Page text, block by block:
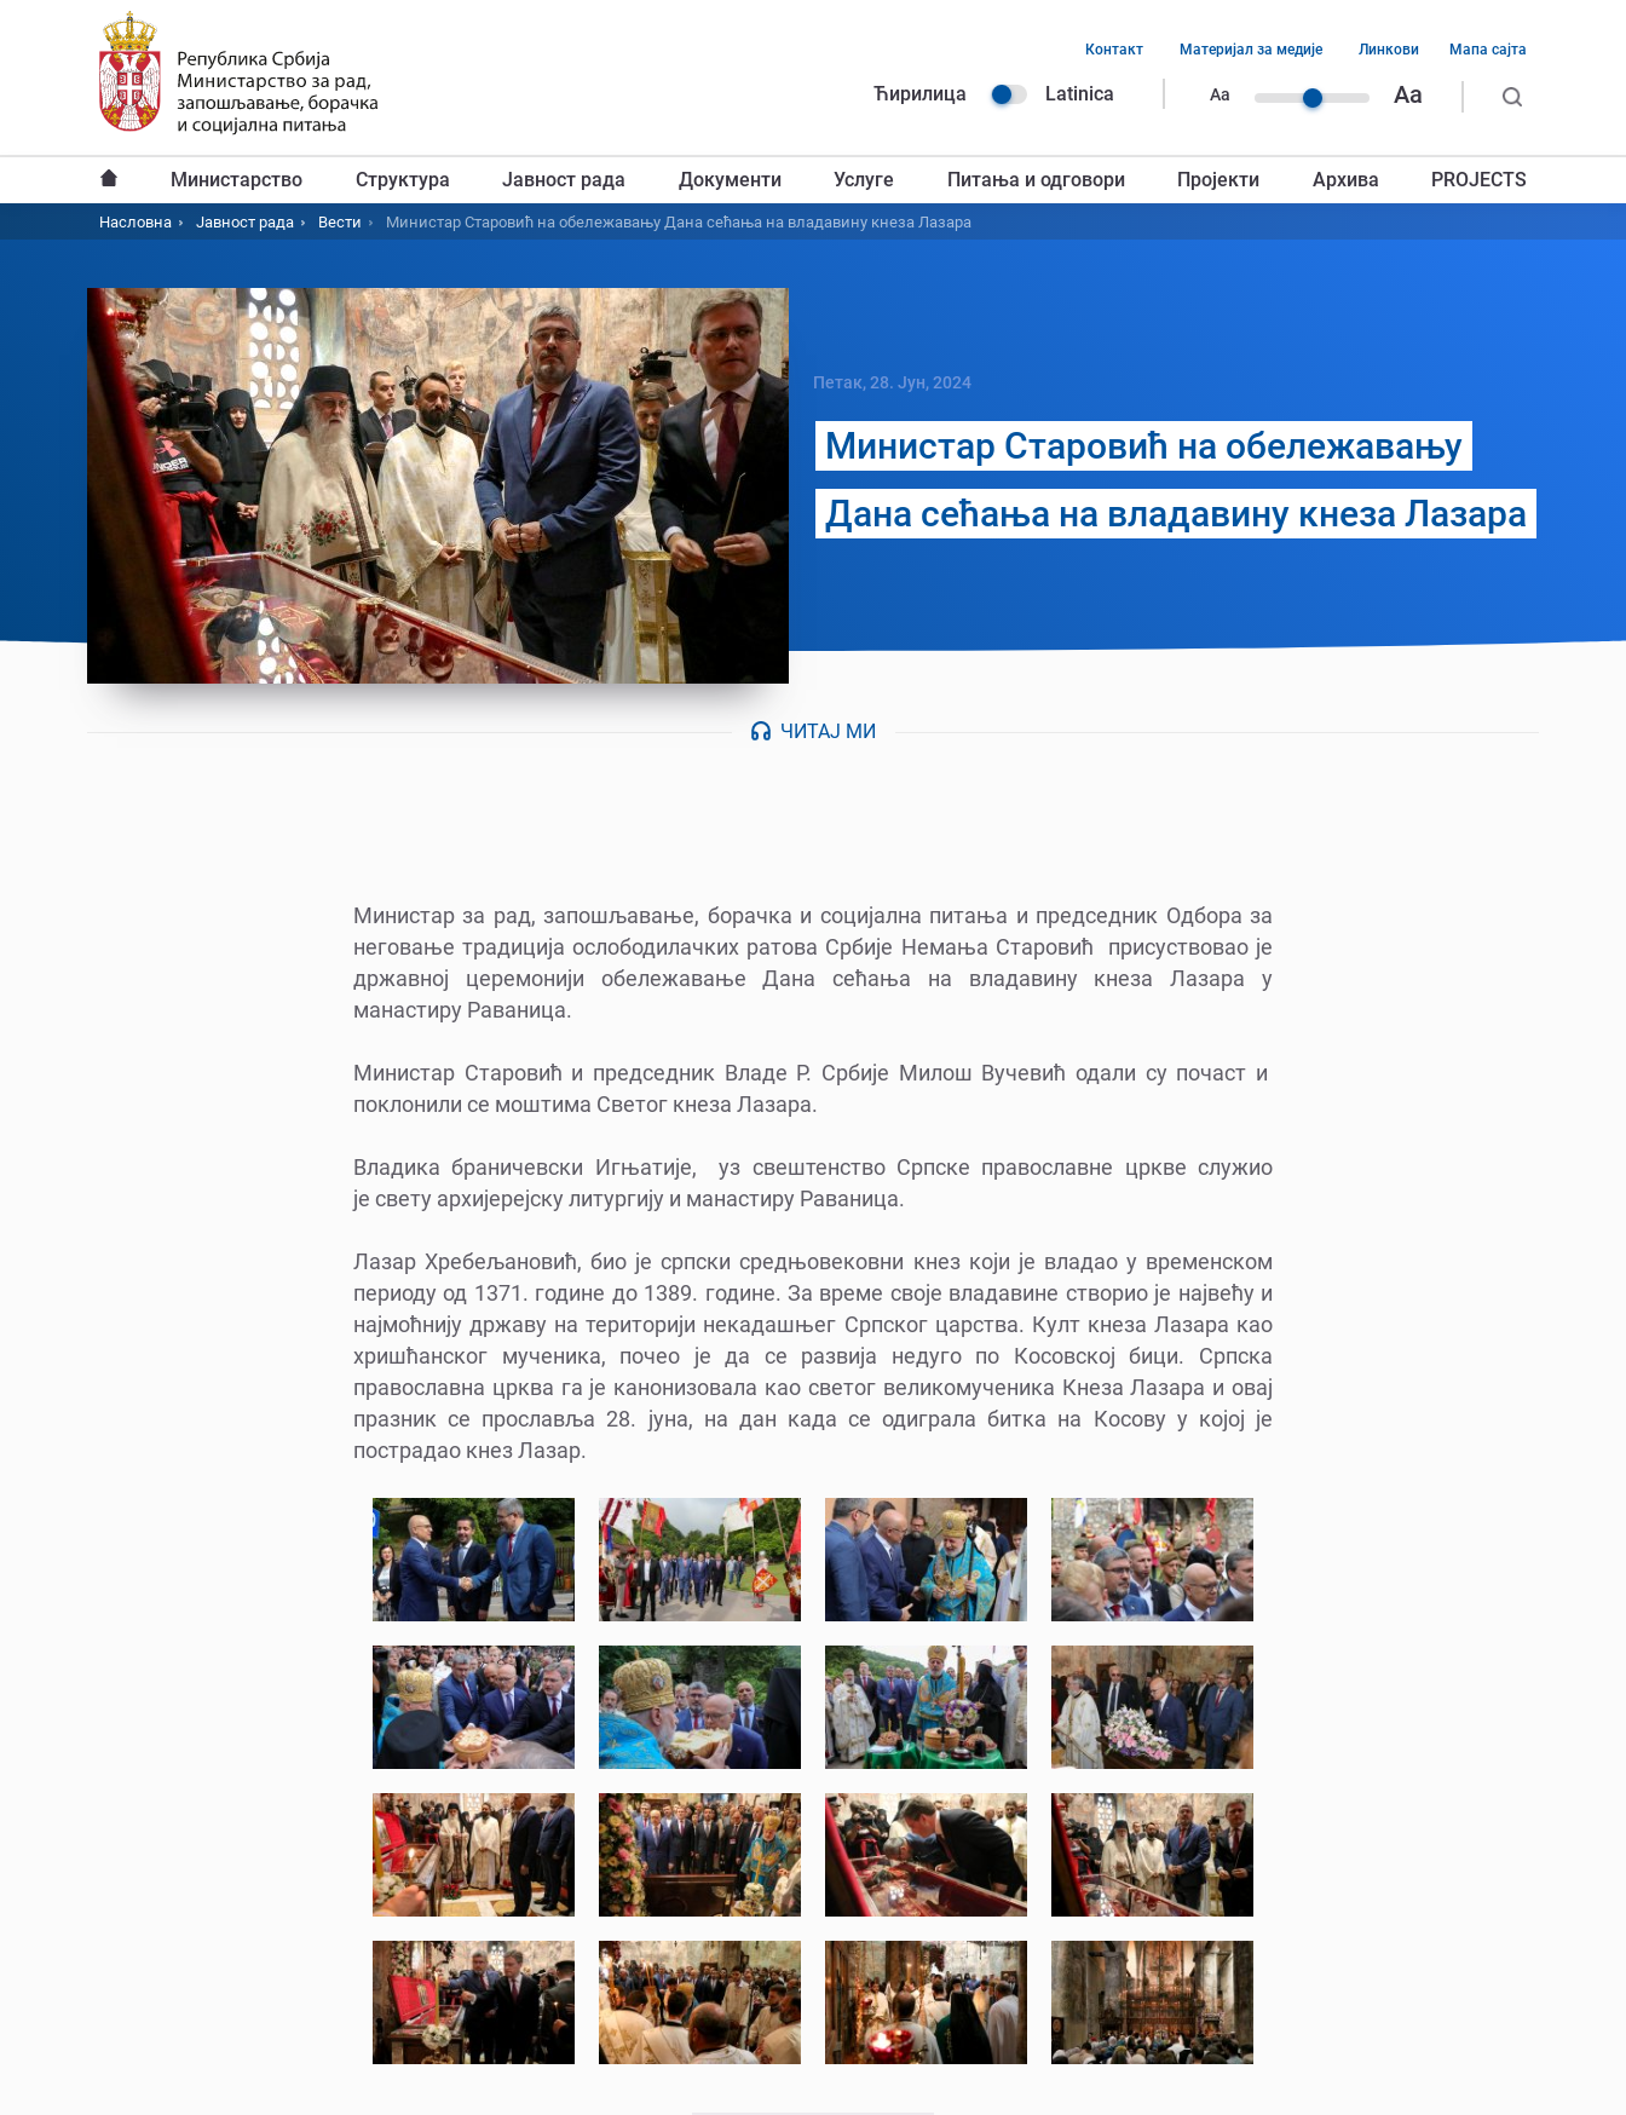
Ћирилица Latinica Aa Aa
заглавља
Контакт Материјал за медије Линкови Мапа сајта
Главни
Министарство Структура Јавност рада Документи Услуге Питања и одговори Пројекти Архива PROJECTS
Насловна Јавност рада Вести Министар Старовић на обележавању Дана сећања на владавину кнеза Лазара
Петак, 28. Јун, 2024
Министар Старовић на обележавању
Дана сећања на владавину кнеза Лазара
ЧИТАЈ МИ
Министар за рад, запошљавање, борачка и социјална питања и председник Одбора за
неговање традиција ослободилачких ратова Србије Немања Старовић присуствовао је
државној церемонији обележавање Дана сећања на владавину кнеза Лазара у
манастиру Раваница.
Министар Старовић и председник Владе Р. Србије Милош Вучевић одали су почаст и
поклонили се моштима Светог кнеза Лазара.
Владика браничевски Игњатије, уз свештенство Српске православне цркве служио
је свету архијерејску литургију и манастиру Раваница.
Лазар Хребељановић, био је српски средњовековни кнез који је владао у временском
периоду од 1371. године до 1389. године. За време своје владавине створио је највећу и
најмоћнију државу на територији некадашњег Српског царства. Култ кнеза Лазара као
хришћанског мученика, почео је да се развија недуго по Косовској бици. Српска
православна црква га је канонизовала као светог великомученика Кнеза Лазара и овај
празник се прославља 28. јуна, на дан када се одиграла битка на Косову у којој је
пострадао кнез Лазар.